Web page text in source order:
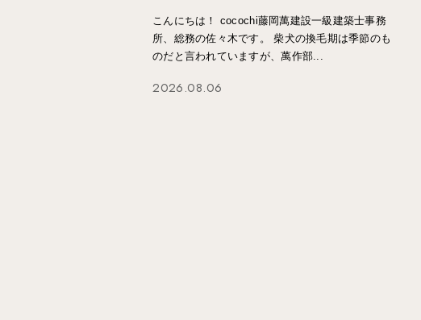
こんにちは！ cocochi藤岡萬建設一級建築士事務
所、総務の佐々木です。 柴犬の換毛期は季節のも
のだと言われていますが、萬作部...
2026.08.06